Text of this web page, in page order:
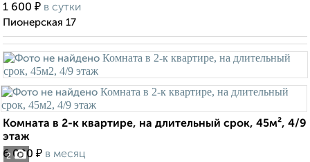
1 600 ₽ в сутки
Пионерская 17
2
Комната в 2-к квартире, на длительный срок, 45м², 4/9
этаж
6 000 ₽ в месяц